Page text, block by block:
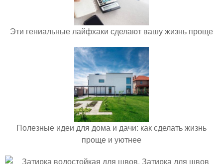
Эти гениальные лайфхаки сделают вашу жизнь проще
Полезные идеи для дома и дачи: как сделать жизнь
проще и уютнее